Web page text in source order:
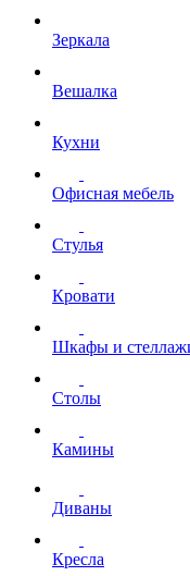
Зеркала
Вешалка
Кухни
Офисная мебель
Стулья
Кровати
Шкафы и
Столы
Камины
Диваны
Кресла